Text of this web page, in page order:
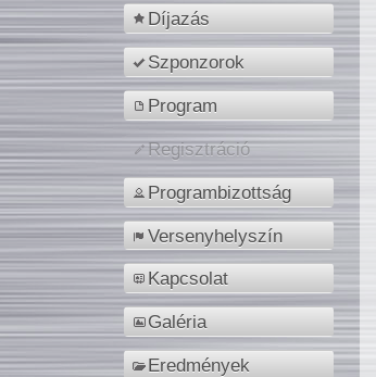
Díjazás
Szponzorok
Program
Regisztráció
Programbizottság
Versenyhelyszín
Kapcsolat
Galéria
Eredmények